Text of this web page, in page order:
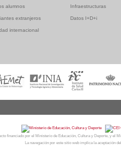
alumnos Infraestructuras
extranjeros Datos I+D+i
internacional
financiado por el Ministerio de Educación, Cultura y Deporte, y el
La navegación por este sitio web implica la aceptación